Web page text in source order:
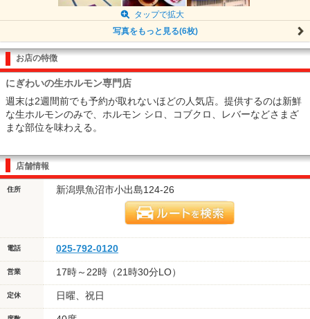
タップで拡大
写真をもっと見る(6枚)
お店の特徴
にぎわいの生ホルモン専門店
週末は2週間前でも予約が取れないほどの人気店。提供するのは新鮮
な生ホルモンのみで、ホルモン シロ、コブクロ、レバーなどさまざ
まな部位を味わえる。
店舗情報
住所 新潟県魚沼市小出島124-26
電話 025-792-0120
営業 17時～22時（21時30分LO）
定休 日曜、祝日